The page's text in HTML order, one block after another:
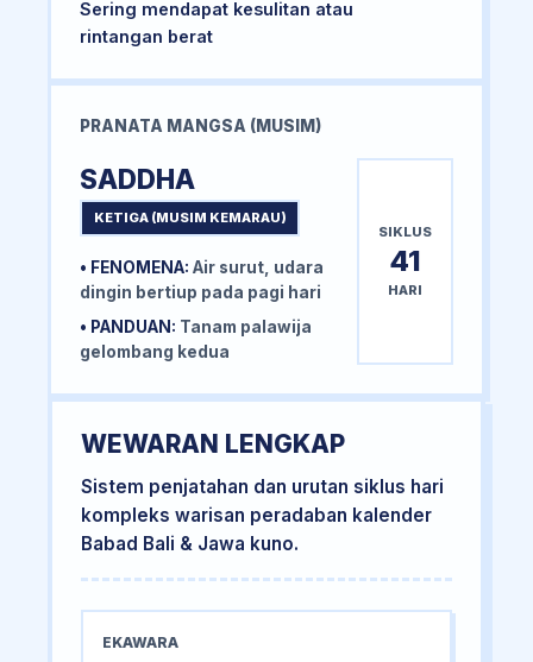
Sering mendapat kesulitan atau
rintangan berat
PRANATA MANGSA (MUSIM)
SADDHA
KETIGA (MUSIM KEMARAU)
• FENOMENA: Air surut, udara
dingin bertiup pada pagi hari
• PANDUAN: Tanam palawija
gelombang kedua
SIKLUS
41
HARI
WEWARAN LENGKAP
Sistem penjatahan dan urutan siklus hari
kompleks warisan peradaban kalender
Babad Bali & Jawa kuno.
EKAWARA